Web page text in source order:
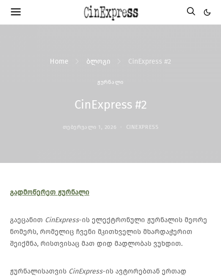
Home ბლოგი CinExpress #2
ᲟᲣᲠᲜᲐᲚᲘ
CinExpress #2
ᲗᲔᲑᲔᲠᲕᲐᲚᲘ 1, 2026 CINEXPRESS
გადმოწერეთ ჟურნალი
გაეცანით CinExpress-ის ელექტრონული ჟურნალის მეორე
ნომერს, რომელიც ჩვენი მკითხველის მხარდაჭერით
შეიქმნა, რისთვისაც მათ დიდ მადლობას ვუხდით.
ჟურნალისათვის CinExpress-ის ავტორებთან ერთად